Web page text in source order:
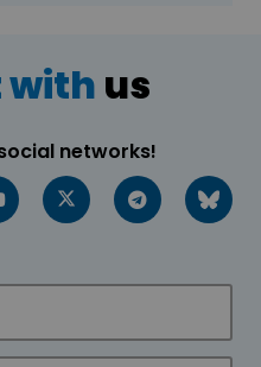
with us
networks!